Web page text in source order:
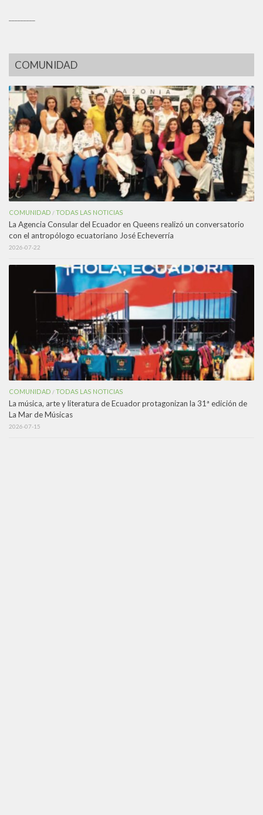
COMUNIDAD
COMUNIDAD /TODAS LAS NOTICIAS
La Agencia Consular del Ecuador en Queens realizó un conversatorio
con el antropólogo ecuatoriano José Echeverría
2026-07-22
COMUNIDAD /TODAS LAS NOTICIAS
La música, arte y literatura de Ecuador protagonizan la 31ª edición de
La Mar de Músicas
2026-07-15